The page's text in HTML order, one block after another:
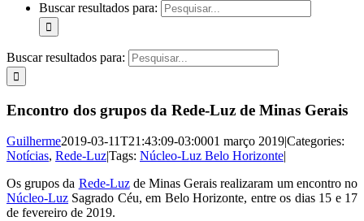
Buscar resultados para:
Buscar resultados para:
Encontro dos grupos da Rede-Luz de Minas Gerais
Guilherme2019-03-11T21:43:09-03:0001 março 2019|Categories:
Notícias, Rede-Luz|Tags: Núcleo-Luz Belo Horizonte|
Os grupos da Rede-Luzde Minas Gerais realizaram um encontro no
Núcleo-Luz Sagrado Céu, em Belo Horizonte, entre os dias 15 e 17
de fevereiro de 2019.